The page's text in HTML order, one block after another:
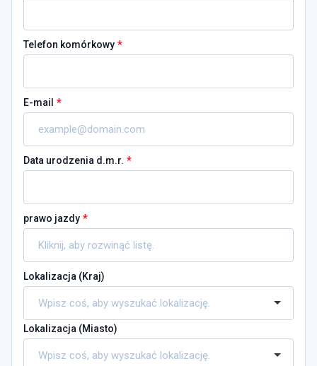
Telefon komórkowy *
E-mail *
Data urodzenia d.m.r. *
prawo jazdy *
Lokalizacja (Kraj)
Lokalizacja (Miasto)